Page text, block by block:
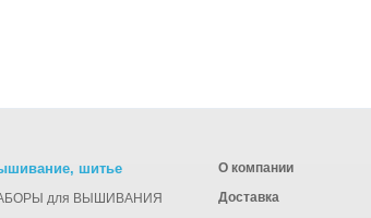
шитье
для ВЫШИВАНИЯ
О компании
Доставка